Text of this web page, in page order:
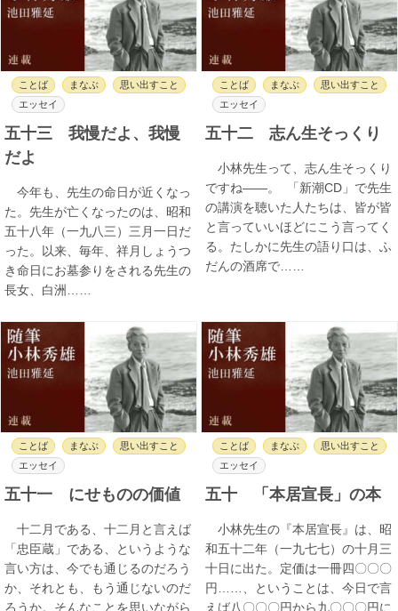
ことば まなぶ
思い出すこと
エッセイ
五十三 我慢だよ、我慢
だよ
今年も、先生の命日が近くなっ
た。先生が亡くなったのは、昭和
五十八年（一九八三）三月一日だ
った。以来、毎年、祥月しょうつ
き命日にお墓参りをされる先生の
長女、白洲……
ことば まなぶ
思い出すこと
エッセイ
五十二 志ん生そっくり
小林先生って、志ん生そっくり
ですね――。 「新潮CD」で先生
の講演を聴いた人たちは、皆が皆
と言っていいほどにこう言ってく
る。たしかに先生の語り口は、ふ
だんの酒席で……
ことば まなぶ
思い出すこと
エッセイ
五十一 にせものの価値
十二月である、十二月と言えば
「忠臣蔵」である、というような
言い方は、今でも通じるのだろう
か、それとも、もう通じないのだ
ろうか。そんなことを思いながら
ことば まなぶ
思い出すこと
エッセイ
五十 「本居宣長」の本
小林先生の『本居宣長』は、昭
和五十二年（一九七七）の十月三
十日に出た。定価は一冊四〇〇〇
円……、ということは、今日で言
えば八〇〇〇円から九〇〇〇円に